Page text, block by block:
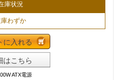
庫状況
わずか
に入れる
はこちら
ATX電源